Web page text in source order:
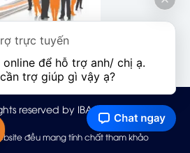
reserved by IBAOHIEM
đều mang tính chất tham khảo
trực tuyến
online để hỗ trợ anh/ chị ạ.
trợ giúp gì vậy ạ?